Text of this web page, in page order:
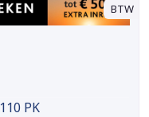
BTW
110 PK